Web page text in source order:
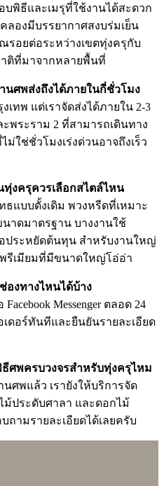
พิธีและเมรุที่ใช้งานได้สะดวก
องมีบรรยากาศสงบร่มเย็น
รอยต่อระหว่างเขตทุ่งครุกับ
ติที่มาจากหลายพื้นที่
นศพส่งถึงได้ภายในกี่ชั่วโมง
ทพ แต่เราจัดส่งได้ภายใน 2-3
พระราม 2 ที่สามารถเดินทาง
ม่ใช่ชั่วโมงเร่งด่วนอาจถึงเร็ว
งครุควรเลือกสไตล์ไหน
แบบดั้งเดิม พวงหรีดที่เหมาะ
าดมาตรฐาน บางงานใช้
ประหยัดต้นทุน สำหรับงานใหญ่
รีเมียมที่มีขนาดใหญ่โอ่อ่า
องทางไหนได้บ้าง
Messenger ตลอด 24
ดอร์ทันทีและยืนยันรายละเอียด
ศพครบวงจรสำหรับทุ่งครุไหม
ศพแล้ว เรายังให้บริการจัด
ประดับศาลา และดอกไม้
ามรายละเอียดได้เลยครับ